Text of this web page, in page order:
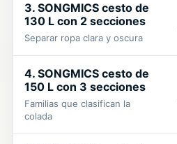
3. SONGMICS cesto de
130 L con 2 secciones
Separar ropa clara y oscura
4. SONGMICS cesto de
150 L con 3 secciones
Familias que clasifican la
colada